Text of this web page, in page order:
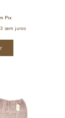
Pix
sem juros